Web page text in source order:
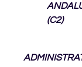
(C2)